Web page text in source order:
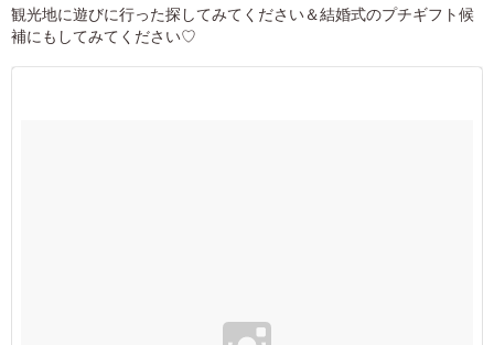
観光地に遊びに行った探してみてください＆結婚式のプチギフト候
補にもしてみてください♡